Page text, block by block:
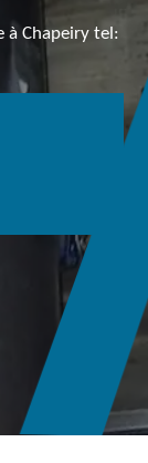
à Chapeiry tel: